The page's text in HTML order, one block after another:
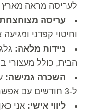
לעריסה מראה מארץ
עריסה
וחיטוי קפדני
ניידות מלאה:
הבית, כולל מעצורי
השכרה גמישה:
ל-3 חודשים עם אפשרות להארכה מתחדשת.
ליווי אישי: אני